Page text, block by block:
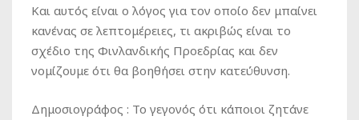
Και αυτός είναι ο λόγος για τον οποίο δεν μπαίνει
κανένας σε λεπτομέρειες, τι ακριβώς είναι το
σχέδιο της Φινλανδικής Προεδρίας και δεν
νομίζουμε ότι θα βοηθήσει στην κατεύθυνση.
Δημοσιογράφος : Το γεγονός ότι κάποιοι ζητάνε